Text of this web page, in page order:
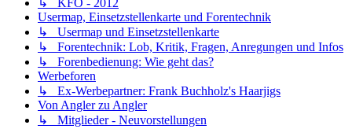
↳ KFO - 2012
Usermap, Einsetzstellenkarte und Forentechnik
↳ Usermap und Einsetzstellenkarte
↳ Forentechnik: Lob, Kritik, Fragen, Anregungen und Infos
↳ Forenbedienung: Wie geht das?
Werbeforen
↳ Ex-Werbepartner: Frank Buchholz's Haarjigs
Von Angler zu Angler
↳ Mitglieder - Neuvorstellungen